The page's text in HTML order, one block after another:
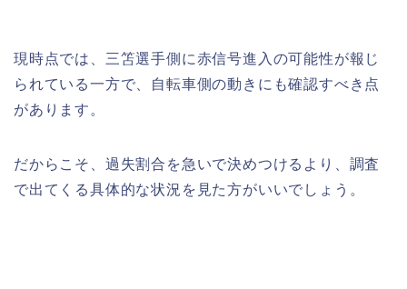
現時点では、三笘選手側に赤信号進入の可能性が報じ
られている一方で、自転車側の動きにも確認すべき点
があります。
だからこそ、過失割合を急いで決めつけるより、調査
で出てくる具体的な状況を見た方がいいでしょう。